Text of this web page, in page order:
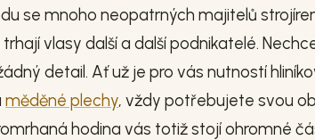
se mnoho neopatrných majitelů
vlasy další a další podnikatelé.
detail. Ať už je pro vás nutností
měděné plechy, vždy potřebujete svou
hodina vás totiž stojí ohromné